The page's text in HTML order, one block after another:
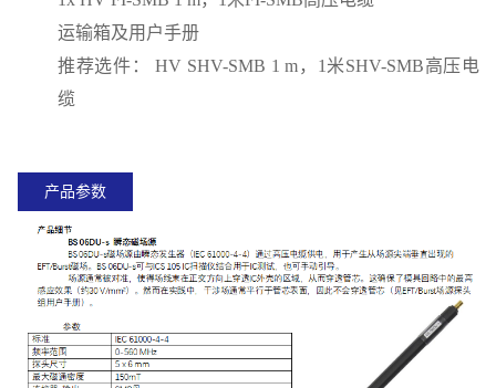
运输箱及用户手册
推荐选件：
HV SHV-SMB 1 m，1米SHV-SMB高压电
缆
产品参数